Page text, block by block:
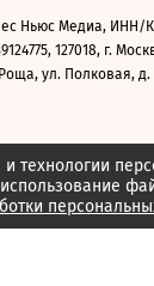
технологии
Ньюс Медиа, ИНН/
127018, г.
ул. Полковая, д.